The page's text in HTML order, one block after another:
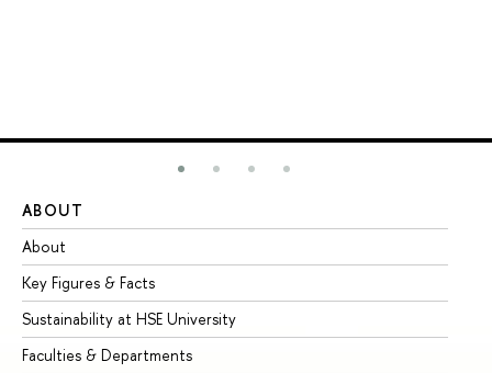
ABOUT
About
Key Figures & Facts
Sustainability at HSE University
Faculties & Departments